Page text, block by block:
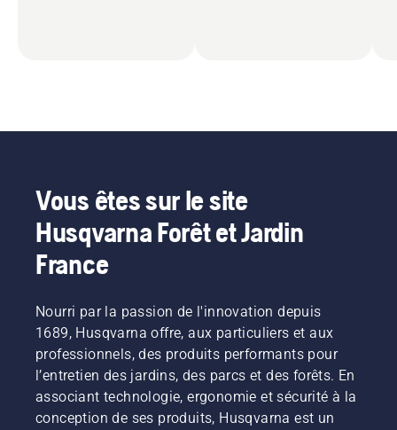
Vous êtes sur le site
Husqvarna Forêt et Jardin
France
Nourri par la passion de l'innovation depuis
1689, Husqvarna offre, aux particuliers et aux
professionnels, des produits performants pour
l’entretien des jardins, des parcs et des forêts. En
associant technologie, ergonomie et sécurité à la
conception de ses produits, Husqvarna est un